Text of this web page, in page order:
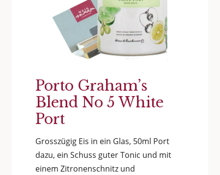
Porto Graham’s
Blend No 5 White
Port
Grosszügig Eis in ein Glas, 50ml Port
dazu, ein Schuss guter Tonic und mit
einem Zitronenschnitz und